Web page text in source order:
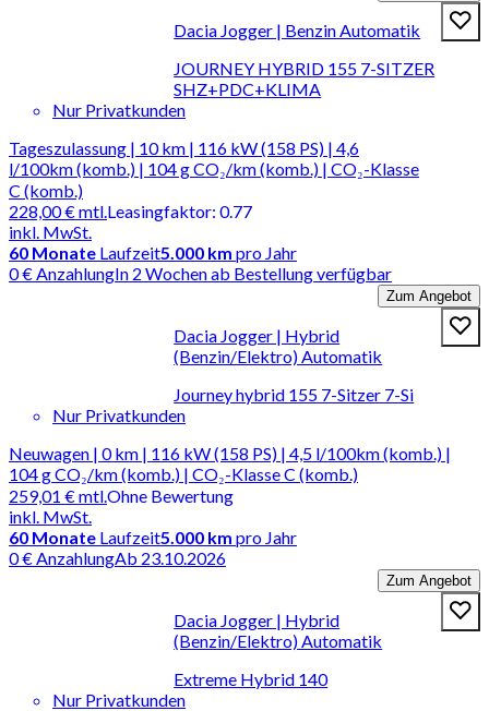
Dacia Jogger | Benzin Automatik
JOURNEY HYBRID 155 7-SITZER
SHZ+PDC+KLIMA
Nur Privatkunden
Tageszulassung | 10 km | 116 kW (158 PS) | 4,6
l/100km (komb.) | 104 g CO₂/km (komb.) | CO₂-Klasse
C (komb.)
228,00 €mtl.
inkl. MwSt.
Leasingfaktor: 0.77
60 Monate Laufzeit5.000 km pro Jahr
0 € AnzahlungIn 2 Wochen ab Bestellung verfügbar
Zum Angebot
Dacia Jogger | Hybrid
(Benzin/Elektro) Automatik
Journey hybrid 155 7-Sitzer 7-Si
Nur Privatkunden
Neuwagen | 0 km | 116 kW (158 PS) | 4,5 l/100km (komb.) |
104 g CO₂/km (komb.) | CO₂-Klasse C (komb.)
259,01 €mtl.
inkl. MwSt.
Ohne Bewertung
60 Monate Laufzeit5.000 km pro Jahr
0 € AnzahlungAb 23.10.2026
Zum Angebot
Dacia Jogger | Hybrid
(Benzin/Elektro) Automatik
Extreme Hybrid 140
Nur Privatkunden